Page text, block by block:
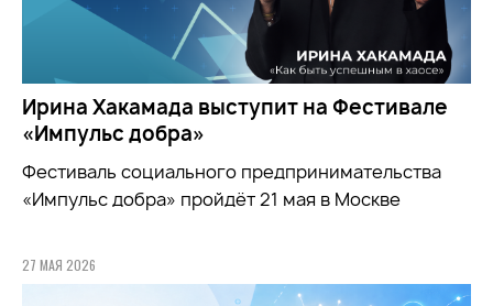
Ирина Хакамада выступит на Фестивале
«Импульс добра»
Фестиваль социального предпринимательства
«Импульс добра» пройдёт 21 мая в Москве
27 МАЯ 2026